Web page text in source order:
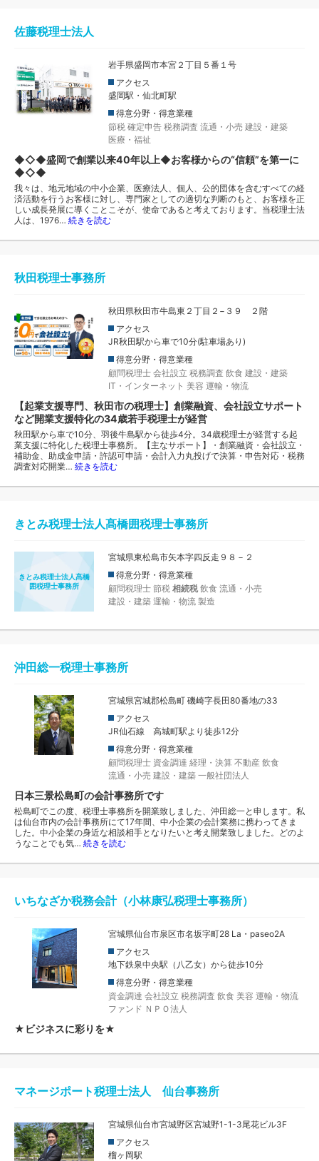
佐藤税理士法人
岩手県盛岡市本宮２丁目５番１号
アクセス
盛岡駅・仙北町駅
得意分野・得意業種
節税 確定申告 税務調査 流通・小売 建設・建築
医療・福祉
◆◇◆盛岡で創業以来40年以上◆お客様からの“信頼”を第一に
◆◇◆
我々は、地元地域の中小企業、医療法人、個人、公的団体を含むすべての経
済活動を行うお客様に対し、専門家としての適切な判断のもと、お客様を正
しい成長発展に導くことこそが、使命であると考えております。当税理士法
人は、1976… 続きを読む
秋田税理士事務所
秋田県秋田市牛島東２丁目２−３９ ２階
アクセス
JR秋田駅から車で10分(駐車場あり)
得意分野・得意業種
顧問税理士 会社設立 税務調査 飲食 建設・建築
IT・インターネット 美容 運輸・物流
【起業支援専門、秋田市の税理士】創業融資、会社設立サポート
など開業支援特化の34歳若手税理士が経営
秋田駅から車で10分、羽後牛島駅から徒歩4分。34歳税理士が経営する起
業支援に特化した税理士事務所。【主なサポート】・創業融資・会社設立・
補助金、助成金申請・許認可申請・会計入力丸投げで決算・申告対応・税務
調査対応開業… 続きを読む
きとみ税理士法人髙橋囲税理士事務所
きとみ税理士法人髙橋
囲税理士事務所
宮城県東松島市矢本字四反走９８－２
得意分野・得意業種
顧問税理士 節税 相続税 飲食 流通・小売
建設・建築 運輸・物流 製造
沖田総一税理士事務所
宮城県宮城郡松島町 磯崎字長田80番地の33
アクセス
JR仙石線 高城町駅より徒歩12分
得意分野・得意業種
顧問税理士 資金調達 経理・決算 不動産 飲食
流通・小売 建設・建築 一般社団法人
日本三景松島町の会計事務所です
松島町でこの度、税理士事務所を開業致しました、沖田総一と申します。私
は仙台市内の会計事務所にて17年間、中小企業の会計業務に携わってきま
した。中小企業の身近な相談相手となりたいと考え開業致しました。どのよ
うなことでも気… 続きを読む
いちなざか税務会計（小林康弘税理士事務所）
宮城県仙台市泉区市名坂字町28 La・paseo2A
アクセス
地下鉄泉中央駅（八乙女）から徒歩10分
得意分野・得意業種
資金調達 会社設立 税務調査 飲食 美容 運輸・物流
ファンド ＮＰＯ法人
★ビジネスに彩りを★
マネージポート税理士法人 仙台事務所
宮城県仙台市宮城野区宮城野1-1-3尾花ビル3F
アクセス
榴ヶ岡駅